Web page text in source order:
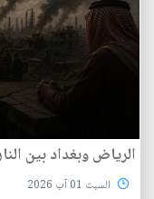
الرياض وبغداد بين
السبت 01 آب 2026